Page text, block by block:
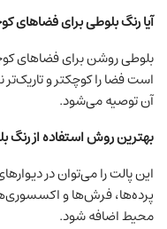
آیا رنگ بلوطی برای
بلوطی روشن برای فضاهای
است فضا را کوچکتر و
آن توصیه می‌شود.
بهترین روش استفاده از
این پالت را می‌توان در
پرده‌ها، فرش‌ها و
محیط اضافه شود.